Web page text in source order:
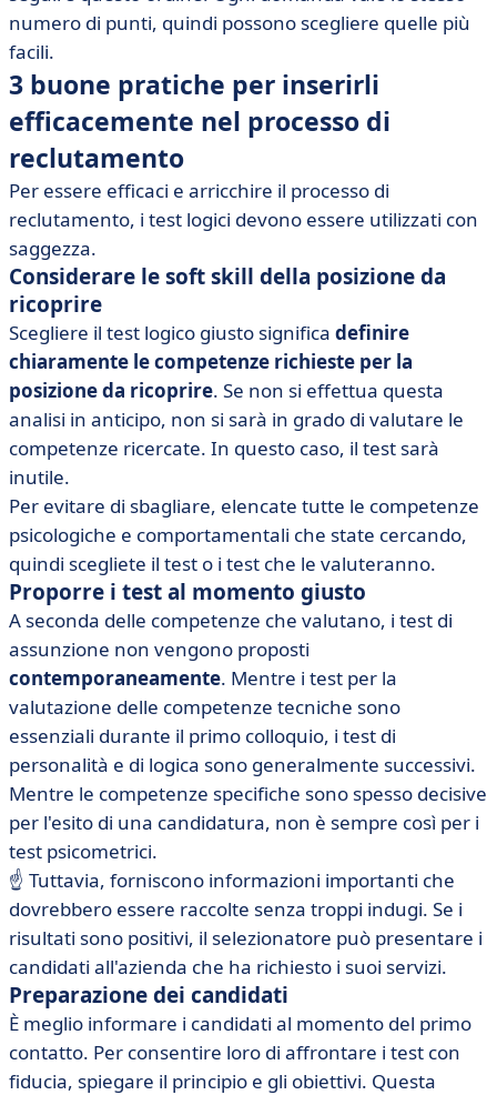
numero di punti, quindi possono scegliere quelle più
facili.
3 buone pratiche per inserirli
efficacemente nel processo di
reclutamento
Per essere efficaci e arricchire il processo di
reclutamento, i test logici devono essere utilizzati con
saggezza.
Considerare le soft skill della posizione da
ricoprire
Scegliere il test logico giusto significa definire
chiaramente le competenze richieste per la
posizione da ricoprire. Se non si effettua questa
analisi in anticipo, non si sarà in grado di valutare le
competenze ricercate. In questo caso, il test sarà
inutile.
Per evitare di sbagliare, elencate tutte le competenze
psicologiche e comportamentali che state cercando,
quindi scegliete il test o i test che le valuteranno.
Proporre i test al momento giusto
A seconda delle competenze che valutano, i test di
assunzione non vengono proposti
contemporaneamente. Mentre i test per la
valutazione delle competenze tecniche sono
essenziali durante il primo colloquio, i test di
personalità e di logica sono generalmente successivi.
Mentre le competenze specifiche sono spesso decisive
per l'esito di una candidatura, non è sempre così per i
test psicometrici.
☝️ Tuttavia, forniscono informazioni importanti che
dovrebbero essere raccolte senza troppi indugi. Se i
risultati sono positivi, il selezionatore può presentare i
candidati all'azienda che ha richiesto i suoi servizi.
Preparazione dei candidati
È meglio informare i candidati al momento del primo
contatto. Per consentire loro di affrontare i test con
fiducia, spiegare il principio e gli obiettivi. Questa